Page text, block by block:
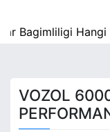
Bagimliligi Hangi
VOZOL